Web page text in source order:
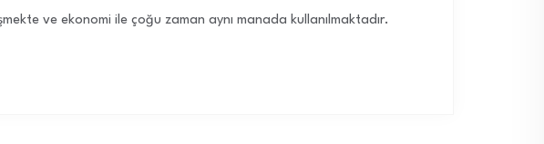
ve ekonomi ile çoğu zaman aynı manada kullanılmaktadır.